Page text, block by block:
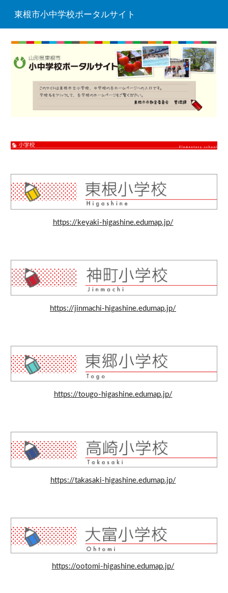
Skip to main content
東根市小中学校ポータルサイト
https://keyaki-higashine.edumap.jp/
https://jinmachi-higashine.edumap.jp/
https://tougo-higashine.edumap.jp/
https://takasaki-higashine.edumap.jp/
https://ootomi-higashine.edumap.jp/